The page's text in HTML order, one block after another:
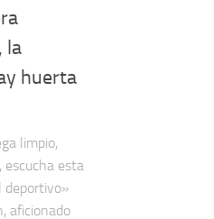
la
huerta
limpio,
escucha esta
deportivo»
aficionado